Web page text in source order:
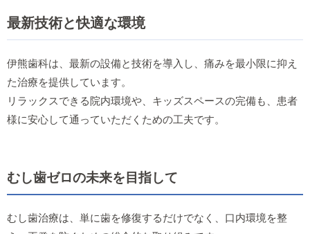
最新技術と快適な環境
伊熊歯科は、最新の設備と技術を導入し、痛みを最小限に抑え
た治療を提供しています。
リラックスできる院内環境や、キッズスペースの完備も、患者
様に安心して通っていただくための工夫です。
むし歯ゼロの未来を目指して
むし歯治療は、単に歯を修復するだけでなく、口内環境を整